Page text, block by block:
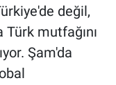
değil,
Türk mutfağını
Şam'da